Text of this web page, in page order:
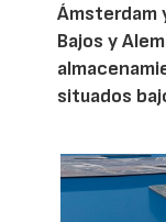
Ámsterdam
Bajos y
situados